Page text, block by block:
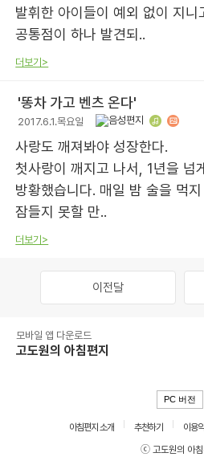
발휘한 아이들이 예외 없이 지니
공통점이 하나 발견되..
더보기>
'똥차 가고 벤츠 온다'
2017.6.1.목요일
사랑도 깨져봐야 성장한다.
첫사랑이 깨지고 나서, 1년을 넘
방황했습니다. 매일 밤 술을 먹
잠들지 못할 만..
더보기>
이전달
모바일 앱 다운로드
고도원의 아침편지
PC 버전
아침편지 소개 추천하기 이용
ⓒ 고도원의 아침